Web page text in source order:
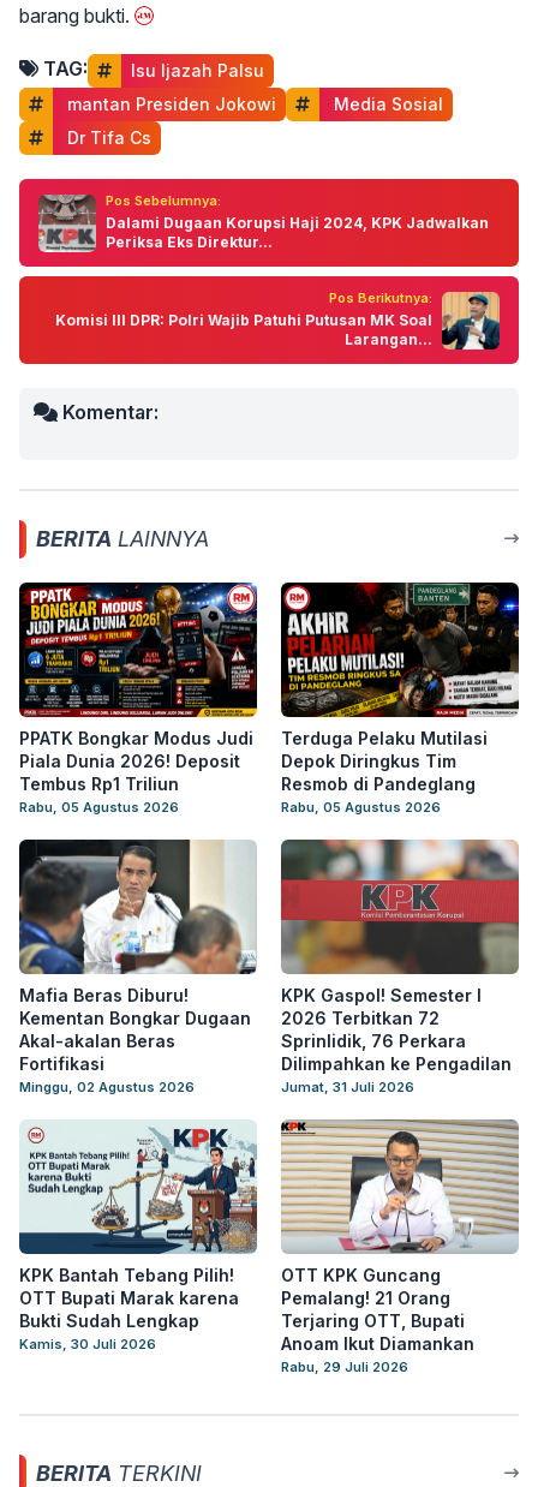
barang bukti.
TAG:
Isu Ijazah Palsu
mantan Presiden Jokowi
Media Sosial
Dr Tifa Cs
Pos Sebelumnya:
Dalami Dugaan Korupsi Haji 2024, KPK Jadwalkan
Periksa Eks Direktur...
Pos Berikutnya:
Komisi III DPR: Polri Wajib Patuhi Putusan MK Soal
Larangan...
Komentar:
BERITA LAINNYA
PPATK Bongkar Modus Judi
Piala Dunia 2026! Deposit
Tembus Rp1 Triliun
Rabu, 05 Agustus 2026
Terduga Pelaku Mutilasi
Depok Diringkus Tim
Resmob di Pandeglang
Rabu, 05 Agustus 2026
Mafia Beras Diburu!
Kementan Bongkar Dugaan
Akal-akalan Beras
Fortifikasi
Minggu, 02 Agustus 2026
KPK Gaspol! Semester I
2026 Terbitkan 72
Sprinlidik, 76 Perkara
Dilimpahkan ke Pengadilan
Jumat, 31 Juli 2026
KPK Bantah Tebang Pilih!
OTT Bupati Marak karena
Bukti Sudah Lengkap
Kamis, 30 Juli 2026
OTT KPK Guncang
Pemalang! 21 Orang
Terjaring OTT, Bupati
Anoam Ikut Diamankan
Rabu, 29 Juli 2026
BERITA TERKINI